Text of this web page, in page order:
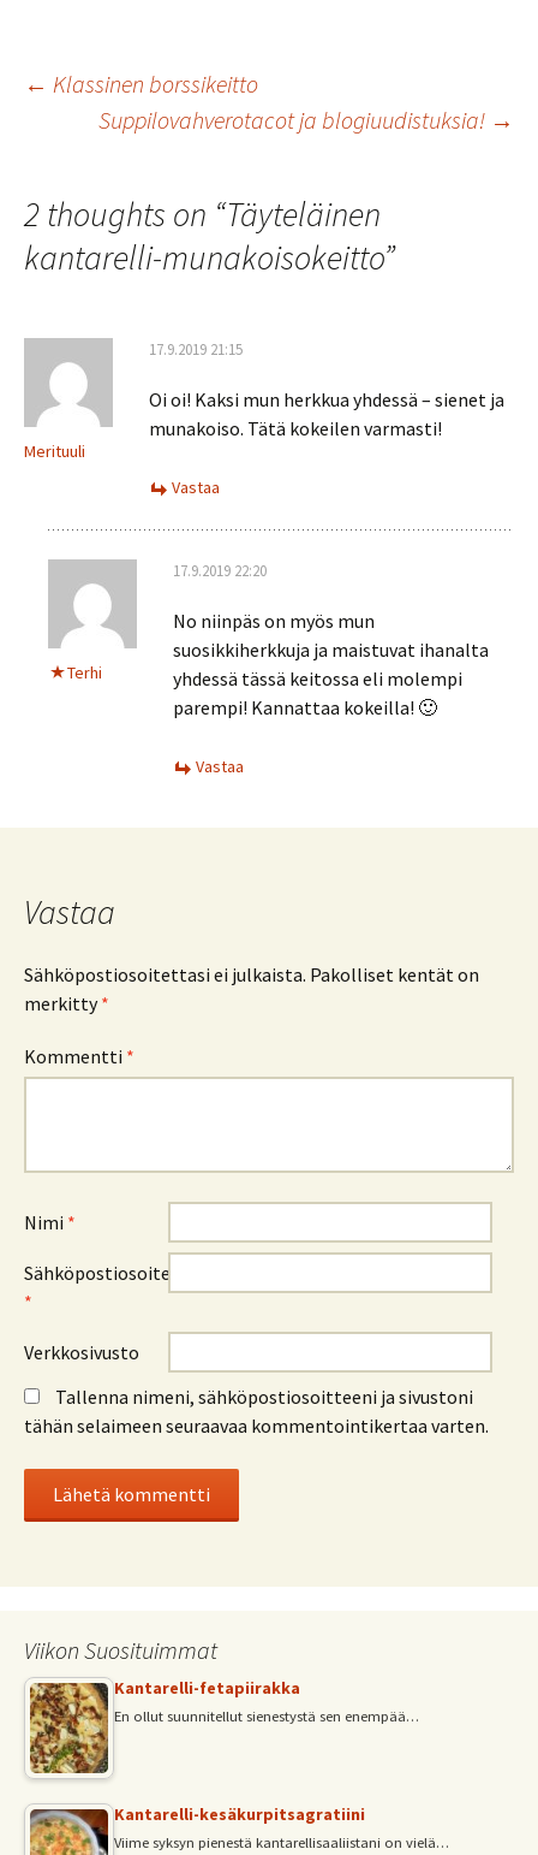
o
o
sA
p
p
Artikkelien
← Klassinen borssikeitto
Suppilovahverotacot ja blogiuudistuksia! →
2 thoughts on “Täyteläinen
kantarelli-munakoisokeitto”
Merituuli
17.9.2019 21:15
Oi oi! Kaksi mun herkkua yhdessä – sienet ja
munakoiso. Tätä kokeilen varmasti!
Vastaa
Terhi
17.9.2019 22:20
No niinpäs on myös mun
suosikkiherkkuja ja maistuvat ihanalta
yhdessä tässä keitossa eli molempi
parempi! Kannattaa kokeilla! 🙂
Vastaa
Vastaa
Sähköpostiosoitettasi ei julkaista. Pakolliset kentät on
merkitty*
Kommentti *
Nimi *
Sähköpostiosoite
*
Verkkosivusto
Tallenna nimeni, sähköpostiosoitteeni ja sivustoni
tähän selaimeen seuraavaa kommentointikertaa varten.
Viikon Suosituimmat
Kantarelli-fetapiirakka
En ollut suunnitellut sienestystä sen enempää…
Kantarelli-kesäkurpitsagratiini
Viime syksyn pienestä kantarellisaaliistani on vielä…